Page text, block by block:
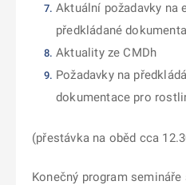
Aktuální požadavky na
předkládané
Aktuality ze CMDh
Požadavky na
dokumentace pro
(přestávka na oběd cca
Konečný program